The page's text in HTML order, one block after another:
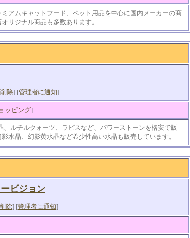
アムキャットフード、ペット用品を中心に国内メーカーの商
リジナル商品も多数あります。
除] [管理者に通知]
ッピング]
、ルチルクォーツ、ラピスなど、パワーストーンを格安で販
水晶、幻影黄水晶など希少性高い水晶も販売しています。
ビジョン
除] [管理者に通知]